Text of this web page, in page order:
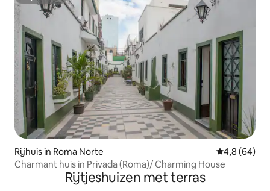
Rijhuis in Roma Norte Gemiddelde
4,8 (64)
Charmant huis in Privada (Roma)/ Charming House
Rijtjeshuizen met terras